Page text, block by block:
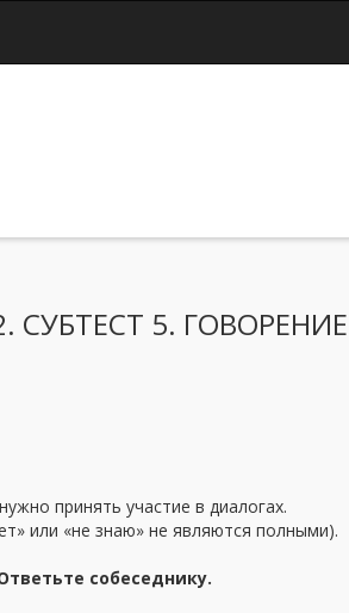
5. ГОВОРЕНИЕ
принять участие в диалогах.
или «не знаю» не являются полными).
собеседнику.